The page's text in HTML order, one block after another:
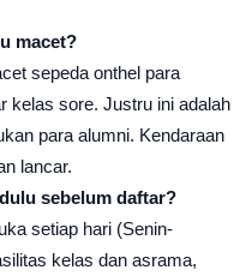
macet?
sepeda onthel para
kelas sore. Justru ini adalah
para alumni. Kendaraan
lancar.
sebelum daftar?
setiap hari (Senin-
kelas dan asrama,